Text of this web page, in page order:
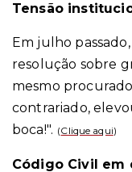
Tensão
Em julho
resolução sobre
mesmo
contrariado,
boca!". (Clique aqui)
Código Civil em